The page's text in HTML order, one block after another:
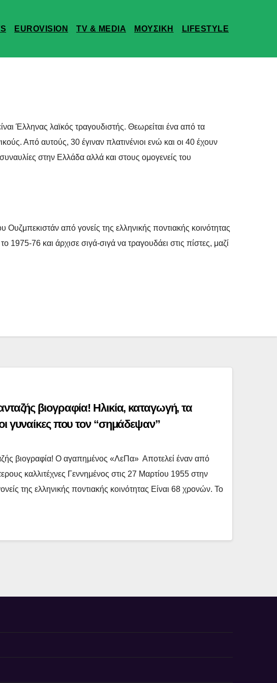
EUROVISION TV & MEDIA ΜΟΥΣΙΚΗ LIFESTYLE
Έλληνας λαϊκός τραγουδιστής. Θεωρείται ένα από τα
Από αυτούς, 30 έγιναν πλατινένιοι ενώ και οι 40 έχουν
στην Ελλάδα αλλά και στους ομογενείς του
από γονείς της ελληνικής ποντιακής κοινότητας
76 και άρχισε σιγά-σιγά να τραγουδάει στις πίστες, μαζί
βιογραφία! Ηλικία, καταγωγή, τα
γυναίκες που τον “σημάδεψαν”
βιογραφία! Ο αγαπημένος «ΛεΠα» Αποτελεί έναν από
καλλιτέχνες Γεννημένος στις 27 Μαρτίου 1955 στην
της ελληνικής ποντιακής κοινότητας Είναι 68 χρονών. Το